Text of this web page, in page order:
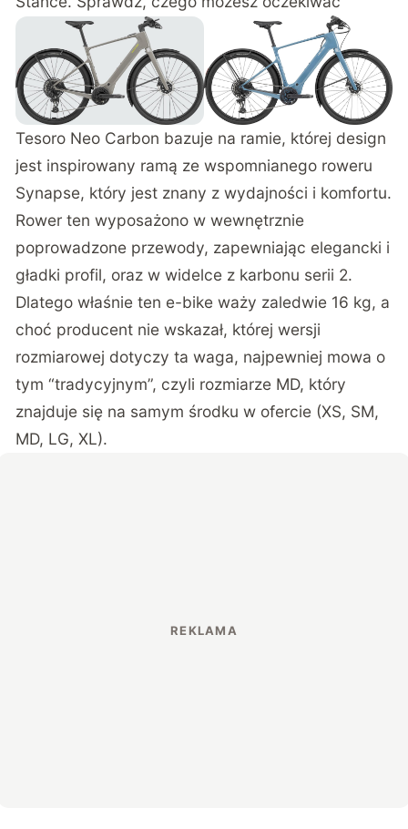
Tesoro Neo Carbon bazuje na ramie, której design
jest inspirowany ramą ze wspomnianego roweru
Synapse, który jest znany z wydajności i komfortu.
Rower ten wyposażono w wewnętrznie
poprowadzone przewody, zapewniając elegancki i
gładki profil, oraz w widelce z karbonu serii 2.
Dlatego właśnie ten e-bike waży zaledwie 16 kg, a
choć producent nie wskazał, której wersji
rozmiarowej dotyczy ta waga, najpewniej mowa o
tym “tradycyjnym”, czyli rozmiarze MD, który
znajduje się na samym środku w ofercie (XS, SM,
MD, LG, XL).